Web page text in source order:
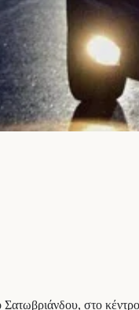
στο